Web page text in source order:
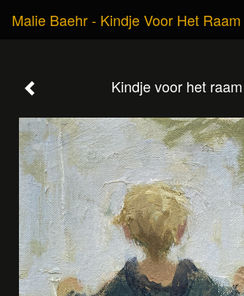
Malie Baehr - Kindje Voor Het Raam
Kindje voor het raam